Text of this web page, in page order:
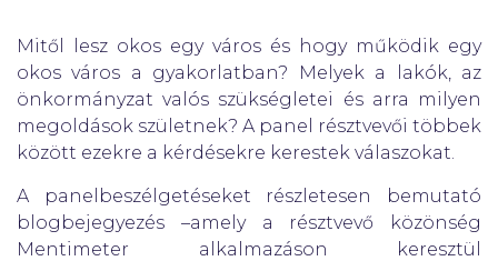
Mitől lesz okos egy város és hogy működik egy
okos város a gyakorlatban? Melyek a lakók, az
önkormányzat valós szükségletei és arra milyen
megoldások születnek? A panel résztvevői többek
között ezekre a kérdésekre kerestek válaszokat.
A panelbeszélgetéseket részletesen bemutató
blogbejegyezés –amely a résztvevő közönség
Mentimeter alkalmazáson keresztül